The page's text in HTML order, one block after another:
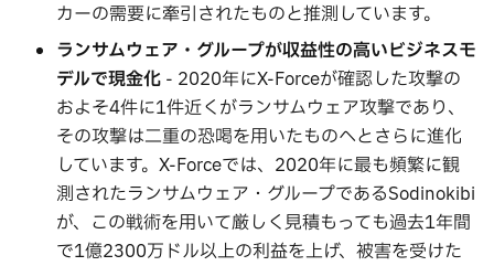
カーの需要に牽引されたものと推測しています。
ランサムウェア・グループが収益性の高いビジネスモ
デルで現金化 - 2020年にX-Forceが確認した攻撃の
およそ4件に1件近くがランサムウェア攻撃であり、
その攻撃は二重の恐喝を用いたものへとさらに進化
しています。X-Forceでは、2020年に最も頻繁に観
測されたランサムウェア・グループであるSodinokibi
が、この戦術を用いて厳しく見積もっても過去1年間
で1億2300万ドル以上の利益を上げ、被害を受けた